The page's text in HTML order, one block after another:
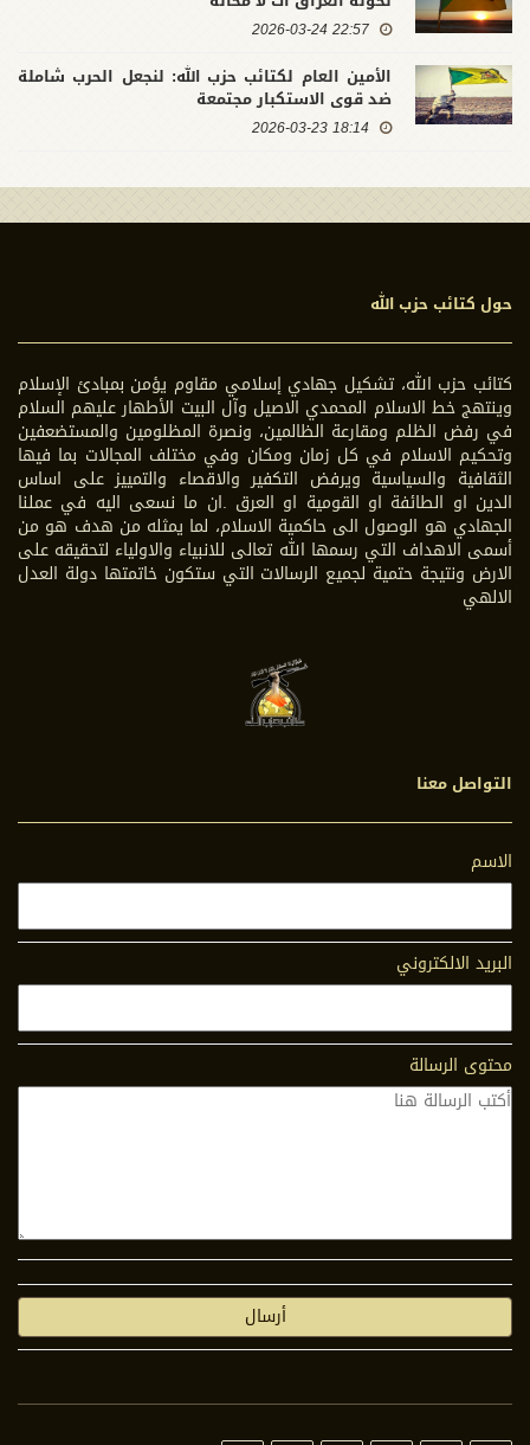
22:57 2026-03-24
الأمين العام لكتائب حزب الله: لنجعل الحرب شاملة
ضد قوى الاستكبار مجتمعة
18:14 2026-03-23
حول كتائب حزب الله
كتائب حزب الله، تشكيل جهادي إسلامي مقاوم يؤمن بمبادئ الإسلام
وينتهج خط الاسلام المحمدي الاصيل وآل البيت الأطهار عليهم السلام
في رفض الظلم ومقارعة الظالمين، ونصرة المظلومين والمستضعفين
وتحكيم الاسلام في كل زمان ومكان وفي مختلف المجالات بما فيها
الثقافية والسياسية ويرفض التكفير والاقصاء والتمييز على اساس
الدين او الطائفة او القومية او العرق .ان ما نسعى اليه في عملنا
الجهادي هو الوصول الى حاكمية الاسلام، لما يمثله من هدف هو من
أسمى الاهداف التي رسمها الله تعالى للانبياء والاولياء لتحقيقه على
الارض ونتيجة حتمية لجميع الرسالات التي ستكون خاتمتها دولة العدل
الالهي
التواصل معنا
الاسم
البريد الالكتروني
محتوى الرسالة